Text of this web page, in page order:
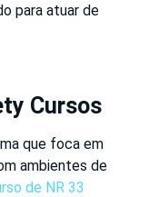
para atuar de
Cursos
que foca em
ambientes de
de NR 33